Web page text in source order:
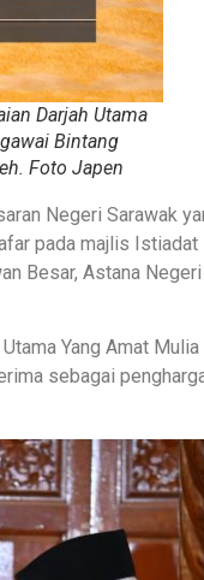
Darjah Utama
Bintang
Foto Japen
Negeri Sarawak
pada majlis Istiadat
Besar, Astana
Yang Amat
sebagai